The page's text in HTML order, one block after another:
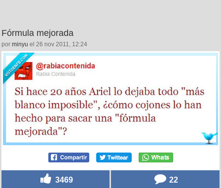
Fórmula mejorada
por minyu el 26 nov 2011, 12:24
3469 22